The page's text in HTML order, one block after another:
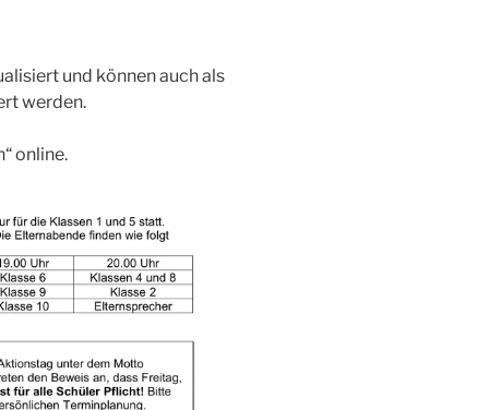
und können auch als
werden.
online.